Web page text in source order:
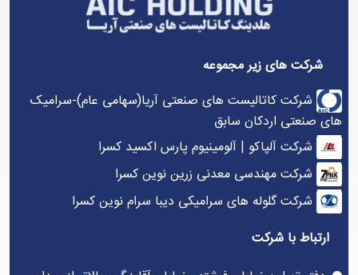
شرکت های زیر مجموعه
شرکت کاتالیست های صنعتی آریا(سهامی عام)-سرامیک
های صنعتی اردکان سابق
شرکت آلپاکو | آلومینیوم پارس اکسید کسرا
شرکت مهندسی معدنی زرین نوین کسرا
شرکت گلوله های سرامیکی دیبا سرام نوین کسرا
ارتباط با شرکت